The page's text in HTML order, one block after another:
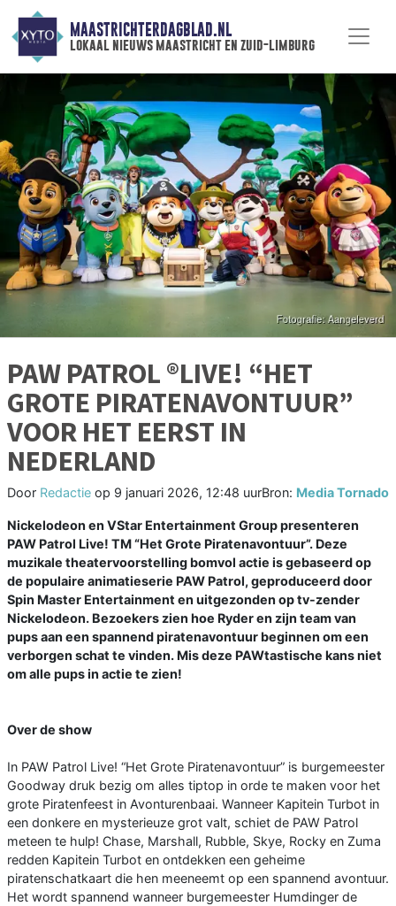
MAASTRICHTERDAGBLAD.NL
lokaal nieuws maastricht en zuid-limburg
PAW PATROL ®LIVE! “HET
GROTE PIRATENAVONTUUR”
VOOR HET EERST IN
NEDERLAND
Door Redactie op 9 januari 2026, 12:48 uurBron: Media Tornado
Nickelodeon en VStar Entertainment Group presenteren
PAW Patrol Live! TM “Het Grote Piratenavontuur”. Deze
muzikale theatervoorstelling bomvol actie is gebaseerd op
de populaire animatieserie PAW Patrol, geproduceerd door
Spin Master Entertainment en uitgezonden op tv-zender
Nickelodeon. Bezoekers zien hoe Ryder en zijn team van
pups aan een spannend piratenavontuur beginnen om een
verborgen schat te vinden. Mis deze PAWtastische kans niet
om alle pups in actie te zien!
Over de show
In PAW Patrol Live! “Het Grote Piratenavontuur” is burgemeester
Goodway druk bezig om alles tiptop in orde te maken voor het
grote Piratenfeest in Avonturenbaai. Wanneer Kapitein Turbot in
een donkere en mysterieuze grot valt, schiet de PAW Patrol
meteen te hulp! Chase, Marshall, Rubble, Skye, Rocky en Zuma
redden Kapitein Turbot en ontdekken een geheime
piratenschatkaart die hen meeneemt op een spannend avontuur.
Het wordt spannend wanneer burgemeester Humdinger de